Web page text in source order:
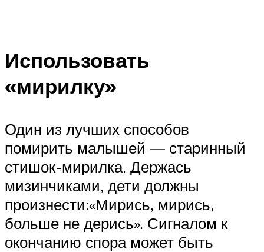
Использовать
«мирилку»
Один из лучших способов
помирить малышей — старинный
стишок-мирилка. Держась
мизинчиками, дети должны
произнести:«Мирись, мирись,
больше не дерись». Сигналом к
окончанию спора может быть